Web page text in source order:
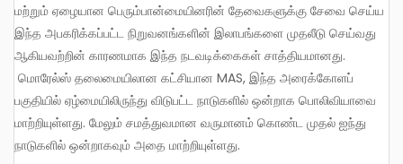
மற்றும் ஏழையான பெரும்பான்மையினரின் தேவைகளுக்கு சேவை செய்ய
இந்த அபகரிக்கப்பட்ட நிறுவனங்களின் இலாபங்களை முதலீடு செய்வது
ஆகியவற்றின் காரணமாக இந்த நடவடிக்கைகள் சாத்தியமானது.
மொரேல்ஸ் தலைமையிலான கட்சியான MAS, இந்த அரைக்கோளப்
பகுதியில் ஏழ்மையிலிருந்து விடுபட்ட நாடுகளில் ஒன்றாக பொலிவியாவை
மாற்றியுள்ளது. மேலும் சமத்துவமான வருமானம் கொண்ட முதல் ஐந்து
நாடுகளில் ஒன்றாகவும் அதை மாற்றியுள்ளது.